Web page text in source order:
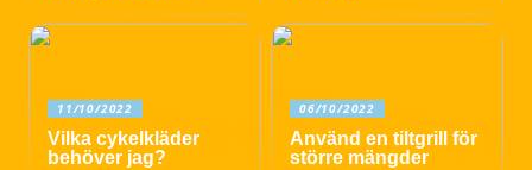
11/10/2022
Vilka cykelkläder
behöver jag?
06/10/2022
Använd en tiltgrill för
större mängder